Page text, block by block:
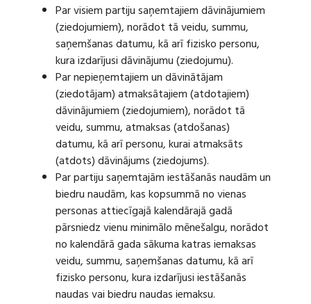
Par visiem partiju saņemtajiem dāvinājumiem
(ziedojumiem), norādot tā veidu, summu,
saņemšanas datumu, kā arī fizisko personu,
kura izdarījusi dāvinājumu (ziedojumu).
Par nepieņemtajiem un dāvinātājam
(ziedotājam) atmaksātajiem (atdotajiem)
dāvinājumiem (ziedojumiem), norādot tā
veidu, summu, atmaksas (atdošanas)
datumu, kā arī personu, kurai atmaksāts
(atdots) dāvinājums (ziedojums).
Par partiju saņemtajām iestāšanās naudām un
biedru naudām, kas kopsummā no vienas
personas attiecīgajā kalendārajā gadā
pārsniedz vienu minimālo mēnešalgu, norādot
no kalendārā gada sākuma katras iemaksas
veidu, summu, saņemšanas datumu, kā arī
fizisko personu, kura izdarījusi iestāšanās
naudas vai biedru naudas iemaksu.